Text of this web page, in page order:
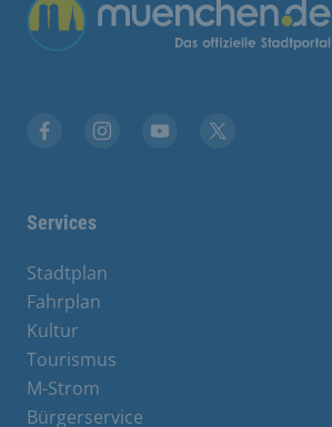
Übergreifende Links
Services
Stadtplan
Fahrplan
Kultur
Tourismus
M-Strom
Bürgerservice